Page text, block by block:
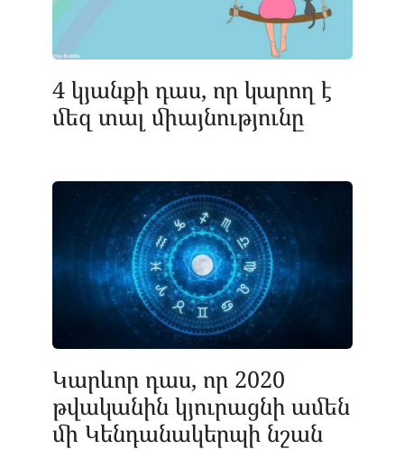
4 կյանքի դաս, որ կարող է
մեզ տալ միայնությունը
Կարևոր դաս, որ 2020
թվականին կյուրացնի ամեն
մի Կենդանակերպի նշան